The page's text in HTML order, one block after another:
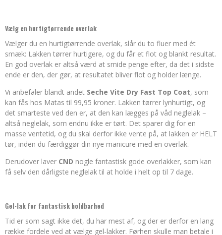
Vælg en hurtigtørrende overlak
Vælger du en hurtigtørrende overlak, slår du to fluer med ét
smæk: Lakken tørrer hurtigere, og du får et flot og blankt resultat.
En god overlak er altså værd at smide penge efter, da det i sidste
ende er den, der gør, at resultatet bliver flot og holder længe.
Vi anbefaler blandt andet Seche Vite Dry Fast Top Coat, som
kan fås hos Matas til 99,95 kroner. Lakken tørrer lynhurtigt, og
det smarteste ved den er, at den kan lægges på våd neglelak –
altså neglelak, som endnu ikke er tørt. Det sparer dig for en
masse ventetid, og du skal derfor ikke vente på, at lakken er HELT
tør, inden du færdiggør din nye manicure med en overlak.
Derudover laver CND nogle fantastisk gode overlakker, som kan
få selv den dårligste neglelak til at holde i helt op til 7 dage.
Gel-lak for fantastisk holdbarhed
Tid er som sagt ikke det, du har mest af, og der er derfor en lang
række fordele ved at vælge gel-lakker. Førhen skulle man betale i